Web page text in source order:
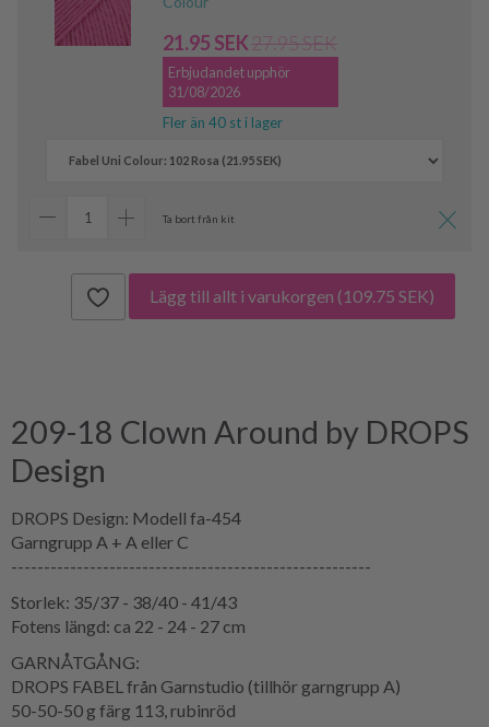
21.95 SEK27.95 SEK
Erbjudandet upphör
31/08/2026
Fler än 40 st i lager
Ta bort från kit
Lägg till allt i varukorgen (109.75 SEK)
209-18 Clown Around by DROPS
Design
DROPS Design: Modell fa-454
Garngrupp A + A eller C
-------------------------------------------------------
Storlek: 35/37 - 38/40 - 41/43
Fotens längd: ca 22 - 24 - 27 cm
GARNÅTGÅNG:
DROPS FABEL från Garnstudio (tillhör garngrupp A)
50-50-50 g färg 113, rubinröd